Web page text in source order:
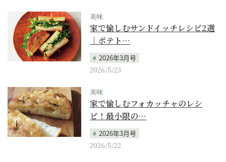
美味
家で愉しむサンドイッチレシピ2選
｜ポテト…
2026年3月号
2026/5/23
美味
家で愉しむフォカッチャのレシ
ピ！最小限の…
2026年3月号
2026/5/22